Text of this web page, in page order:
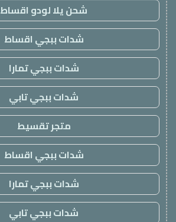
شحن يلا لودو اقساط
شدات ببجي اقساط
شدات ببجي تمارا
شدات ببجي تابي
متجر تقسيط
شدات ببجي اقساط
شدات ببجي تمارا
شدات ببجي تابي